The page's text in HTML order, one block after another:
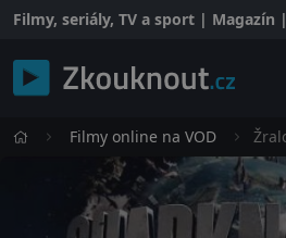
Filmy, seriály, TV a sport | Magazín
Filmy online na VOD